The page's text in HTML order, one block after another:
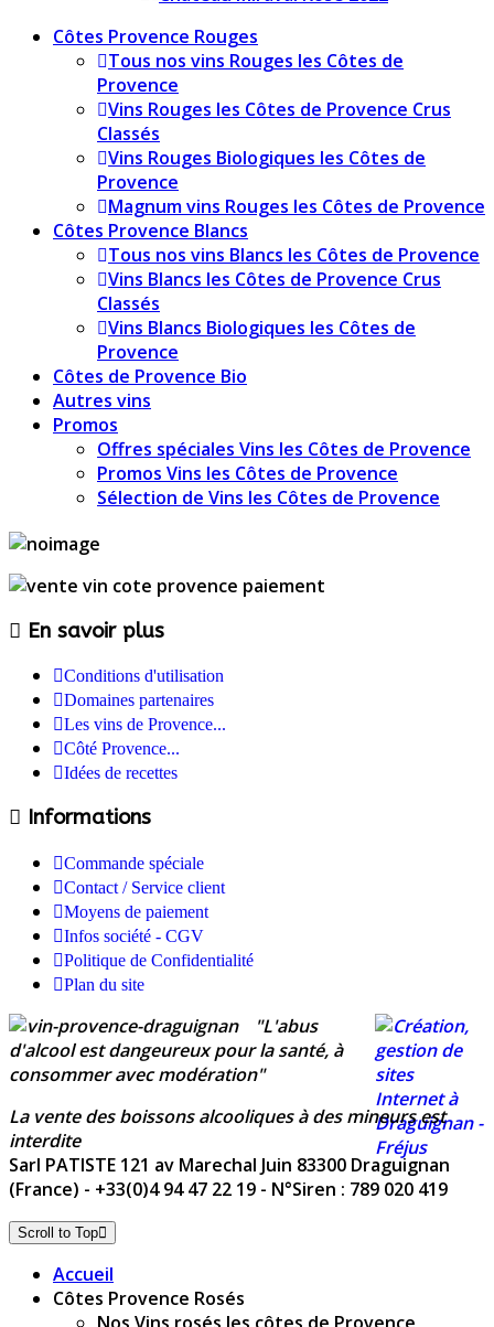
Côtes Provence Rouges
Tous nos vins Rouges les Côtes de
Provence
Vins Rouges les Côtes de Provence Crus
Classés
Vins Rouges Biologiques les Côtes de
Provence
Magnum vins Rouges les Côtes de Provence
Côtes Provence Blancs
Tous nos vins Blancs les Côtes de Provence
Vins Blancs les Côtes de Provence Crus
Classés
Vins Blancs Biologiques les Côtes de
Provence
Côtes de Provence Bio
Autres vins
Promos
Offres spéciales Vins les Côtes de Provence
Promos Vins les Côtes de Provence
Sélection de Vins les Côtes de Provence
En savoir plus
Conditions d'utilisation
Domaines partenaires
Les vins de Provence...
Côté Provence...
Idées de recettes
Informations
Commande spéciale
Contact / Service client
Moyens de paiement
Infos société - CGV
Politique de Confidentialité
Plan du site
"L'abus
d'alcool est dangeureux pour la santé, à
consommer avec modération"
La vente des boissons alcooliques à des mineurs est
interdite
Sarl PATISTE 121 av Marechal Juin 83300 Draguignan
(France) - +33(0)4 94 47 22 19 - N°Siren : 789 020 419
Scroll to Top
Accueil
Côtes Provence Rosés